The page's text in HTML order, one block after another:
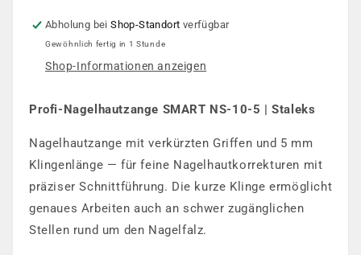
Abholung beiShop-Standort verfügbar
Gewöhnlich fertig in 1 Stunde
Shop-Informationen anzeigen
Profi-Nagelhautzange SMART NS-10-5 | Staleks
Nagelhautzange mit verkürzten Griffen und 5 mm
Klingenlänge — für feine Nagelhautkorrekturen mit
präziser Schnittführung. Die kurze Klinge ermöglicht
genaues Arbeiten auch an schwer zugänglichen
Stellen rund um den Nagelfalz.